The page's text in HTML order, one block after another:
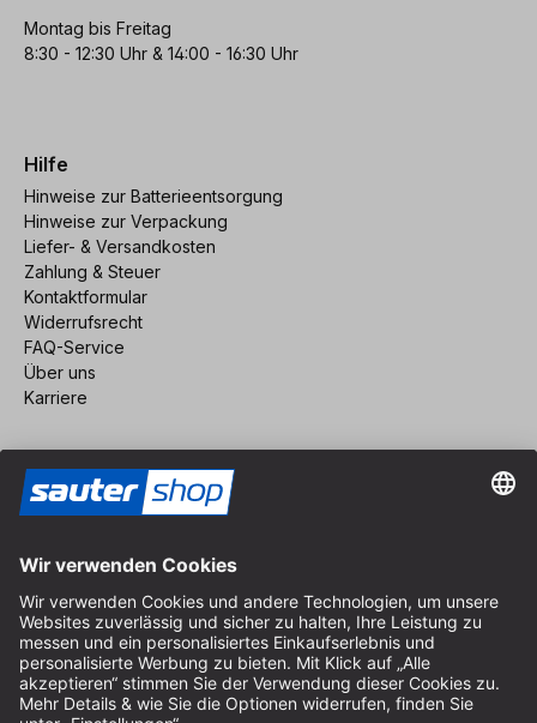
Montag bis Freitag
8:30 - 12:30 Uhr & 14:00 - 16:30 Uhr
Hilfe
Hinweise zur Batterieentsorgung
Hinweise zur Verpackung
Liefer- & Versandkosten
Zahlung & Steuer
Kontaktformular
Widerrufsrecht
FAQ-Service
Über uns
Karriere
Impressum
AGB
Datenschutz
Cookie-Einstellungen